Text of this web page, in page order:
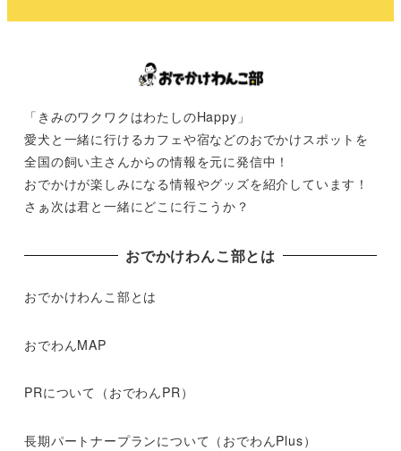
「きみのワクワクはわたしのHappy」
愛犬と一緒に行けるカフェや宿などのおでかけスポットを
全国の飼い主さんからの情報を元に発信中！
おでかけが楽しみになる情報やグッズを紹介しています！
さぁ次は君と一緒にどこに行こうか？
おでかけわんこ部とは
おでかけわんこ部とは
おでわんMAP
PRについて（おでわんPR）
長期パートナープランについて（おでわんPlus）